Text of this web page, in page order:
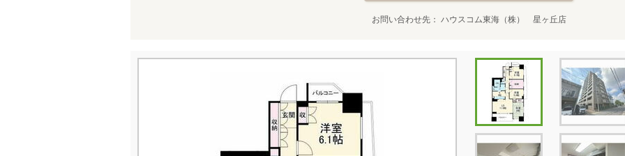
お問い合わせ先 ハウスコム東海（株） 星ヶ丘店